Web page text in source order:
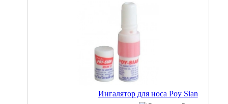
Ингалятор для носа Poy Sian